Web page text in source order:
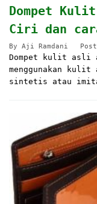
Dompet
Ciri dan
By Aji Ramdani
Dompet kulit asli
menggunakan
sintetis atau